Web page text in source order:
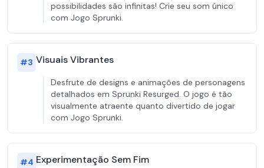
possibilidades são infinitas! Crie seu som único
com Jogo Sprunki.
#3 Visuais Vibrantes
Desfrute de designs e animações de personagens
detalhados em Sprunki Resurged. O jogo é tão
visualmente atraente quanto divertido de jogar
com Jogo Sprunki.
#4 Experimentação Sem Fim